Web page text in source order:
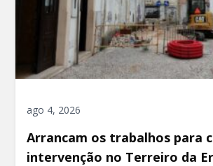
ago 4, 2026
Arrancam os trabalhos para
intervenção no Terreiro da